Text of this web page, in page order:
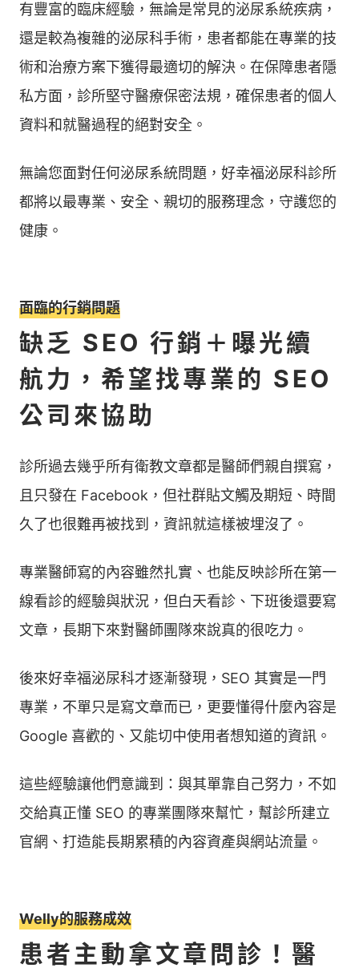
有豐富的臨床經驗，無論是常見的泌尿系統疾病，
還是較為複雜的泌尿科手術，患者都能在專業的技
術和治療方案下獲得最適切的解決。在保障患者隱
私方面，診所堅守醫療保密法規，確保患者的個人
資料和就醫過程的絕對安全。
無論您面對任何泌尿系統問題，好幸福泌尿科診所
都將以最專業、安全、親切的服務理念，守護您的
健康。
面臨的行銷問題
缺乏 SEO 行銷＋曝光續
航力，希望找專業的 SEO
公司來協助
診所過去幾乎所有衛教文章都是醫師們親自撰寫，
且只發在 Facebook，但社群貼文觸及期短、時間
久了也很難再被找到，資訊就這樣被埋沒了。
專業醫師寫的內容雖然扎實、也能反映診所在第一
線看診的經驗與狀況，但白天看診、下班後還要寫
文章，長期下來對醫師團隊來說真的很吃力。
後來好幸福泌尿科才逐漸發現，SEO 其實是一門
專業，不單只是寫文章而已，更要懂得什麼內容是
Google 喜歡的、又能切中使用者想知道的資訊。
這些經驗讓他們意識到：與其單靠自己努力，不如
交給真正懂 SEO 的專業團隊來幫忙，幫診所建立
官網、打造能長期累積的內容資產與網站流量。
Welly的服務成效
患者主動拿文章問診！醫